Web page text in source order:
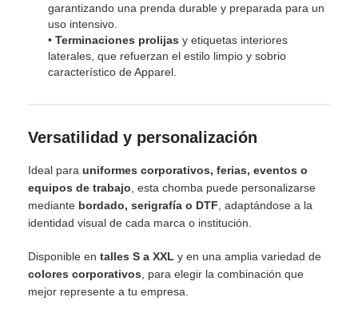
garantizando una prenda durable y preparada para un
uso intensivo.
• Terminaciones prolijas y etiquetas interiores
laterales, que refuerzan el estilo limpio y sobrio
característico de Apparel.
Versatilidad y personalización
Ideal para uniformes corporativos, ferias, eventos o
equipos de trabajo , esta chomba puede personalizarse
mediante bordado, serigrafía o DTF , adaptándose a la
identidad visual de cada marca o institución.
Disponible en talles S a XXL y en una amplia variedad de
colores corporativos , para elegir la combinación que
mejor represente a tu empresa.